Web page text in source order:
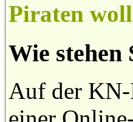
Piraten
Wie stehen
Auf der KN-